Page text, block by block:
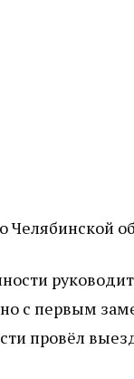
с первым
провёл